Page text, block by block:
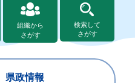
組織から
さがす
検索して
さがす
県政情報